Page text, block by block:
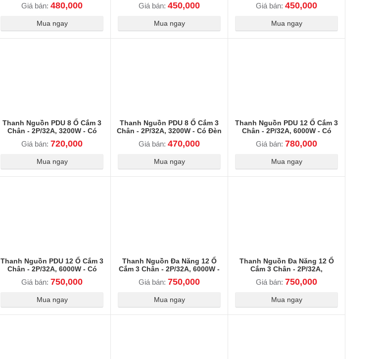
Gigabit 25Km Chính Hãng
Giá bán: 480,000
Mua ngay
SWSXG-A 25km
Giá bán: 450,000
Mua ngay
25km
Giá bán: 450,000
Mua ngay
Thanh Nguồn PDU 8 Ổ Cắm 3
Chân - 2P/32A, 3200W - Có
Giá bán: 720,000
Mua ngay
Thanh Nguồn PDU 8 Ổ Cắm 3
Chân - 2P/32A, 3200W - Có Đèn
Giá bán: 470,000
Mua ngay
Thanh Nguồn PDU 12 Ổ Cắm 3
Chân - 2P/32A, 6000W - Có
Giá bán: 780,000
Mua ngay
Thanh Nguồn PDU 12 Ổ Cắm 3
Chân - 2P/32A, 6000W - Có
Toàn
Giá bán: 750,000
Mua ngay
Thanh Nguồn Đa Năng 12 Ổ
Cắm 3 Chân - 2P/32A, 6000W -
Giá bán: 750,000
Mua ngay
Thanh Nguồn Đa Năng 12 Ổ
Cắm 3 Chân - 2P/32A,
Đèn Báo
Giá bán: 750,000
Mua ngay